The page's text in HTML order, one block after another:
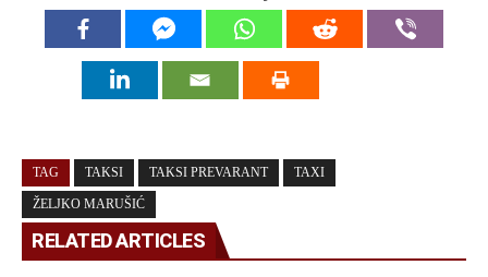
TAG TAKSI TAKSI PREVARANT TAXI
ŽELJKO MARUŠIĆ
RELATED ARTICLES